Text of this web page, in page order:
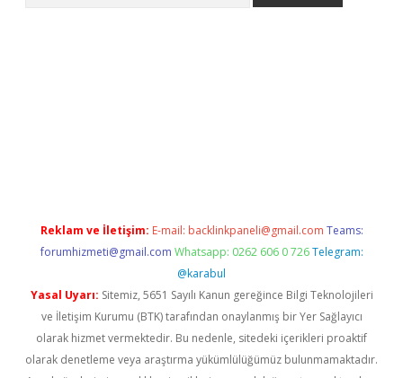
Reklam ve İletişim: E-mail: backlinkpaneli@gmail.com Teams:
forumhizmeti@gmail.com Whatsapp: 0262 606 0 726 Telegram:
@karabul
Yasal Uyarı: Sitemiz, 5651 Sayılı Kanun gereğince Bilgi Teknolojileri
ve İletişim Kurumu (BTK) tarafından onaylanmış bir Yer Sağlayıcı
olarak hizmet vermektedir. Bu nedenle, sitedeki içerikleri proaktif
olarak denetleme veya araştırma yükümlülüğümüz bulunmamaktadır.